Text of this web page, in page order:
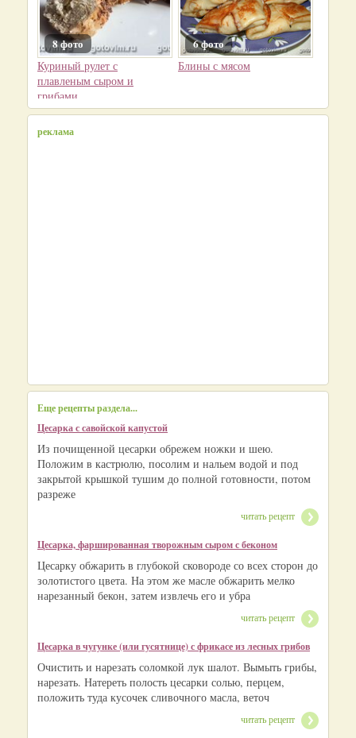
8 фото
Куриный рулет с
плавленым сыром и
грибами
6 фото
Блины с мясом
реклама
Еще рецепты раздела...
Цесарка с савойской капустой
Из почищенной цесарки обрежем ножки и шею.
Положим в кастрюлю, посолим и нальем водой и под
закрытой крышкой тушим до полной готовности, потом
разреже
читать рецепт
Цесарка, фаршированная творожным сыром с беконом
Цесарку обжарить в глубокой сковороде со всех сторон до
золотистого цвета. На этом же масле обжарить мелко
нарезанный бекон, затем извлечь его и убра
читать рецепт
Цесарка в чугунке (или гусятнице) с фрикасе из лесных грибов
Очистить и нарезать соломкой лук шалот. Вымыть грибы,
нарезать. Натереть полость цесарки солью, перцем,
положить туда кусочек сливочного масла, веточ
читать рецепт